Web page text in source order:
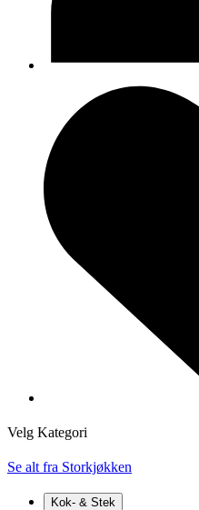
Velg Kategori
Se alt fra Storkjøkken
Kok- & Stek